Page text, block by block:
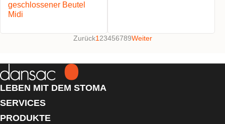
geschlossener Beutel
Midi
Zurück1 23456789Weiter
LEBEN MIT DEM STOMA
SERVICES
PRODUKTE